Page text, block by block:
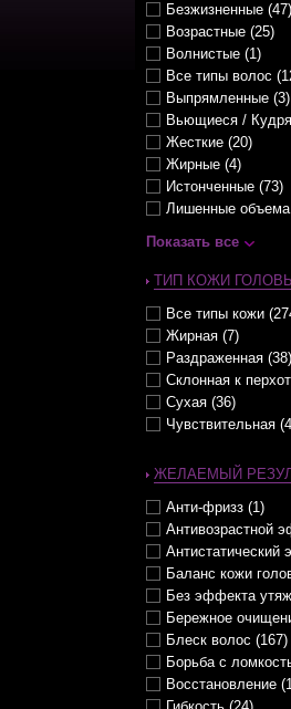
Оттеночный уход
Очищение волос
Питание волос (87)
Придание объема
Разглаживание
Солнцезащитные
Стимуляция
Термозащита
Тонирование (4)
Увеличение
Увлажнение волос
Укрепление волос
Уплотнение волос
Усиление блеска
Безжизненные (47)
Возрастные (25)
Волнистые (1)
Все типы волос
Выпрямленные (3)
Вьющиеся /
Жесткие (20)
Жирные (4)
Истонченные (73)
Лишенные объема
Натуральные (31)
Нормальные (43)
Обесцвеченные
Окрашенные (84)
Осветленные (62)
Ослабленные (68)
Очень сильно
Очень сухие (35)
Поврежденные (55)
Пористые (3)
Редеющие (27)
Редкие (42)
С перхотью (3)
Светлые (4)
Седые (11)
Секущиеся (7)
Сильно
Показать все
ТИП КОЖИ ГОЛОВЫ
Все типы кожи
Жирная (7)
Раздраженная (38)
Склонная к
Сухая (36)
Чувствительная
ЖЕЛАЕМЫЙ
Анти-фризз (1)
Антивозрастной
Антистатический
Баланс кожи
Без эффекта
Бережное
Блеск волос (167)
Борьба с
Восстановление